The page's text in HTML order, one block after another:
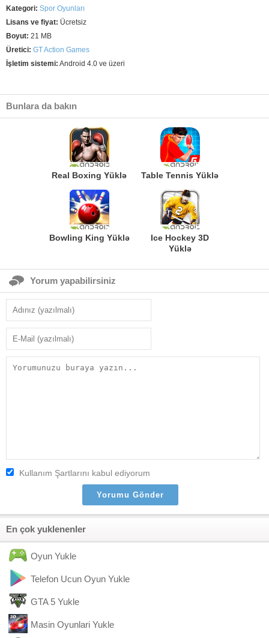
Kategori: Spor Oyunları
Lisans ve fiyat: Ücretsiz
Boyut: 21 MB
Üretici: GT Action Games
İşletim sistemi: Android 4.0 ve üzeri
Bunlara da bakın
Real Boxing Yüklə Table Tennis Yüklə
Bowling King Yüklə
Ice Hockey 3D
Yüklə
Yorum yapabilirsiniz
Kullanım Şartlarını kabul ediyorum
En çok yuklenenler
Oyun Yukle
Telefon Ucun Oyun Yukle
GTA 5 Yukle
Masin Oyunlari Yukle